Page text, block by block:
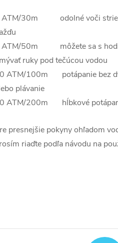
ATM/30m odolné voči
ATM/50m môžete sa s
ruky pod tečúcou vodou
ATM/100m potápanie bez
plávanie
ATM/200m hĺbkové
presnejšie pokyny ohľadom
riaďte podľa návodu na